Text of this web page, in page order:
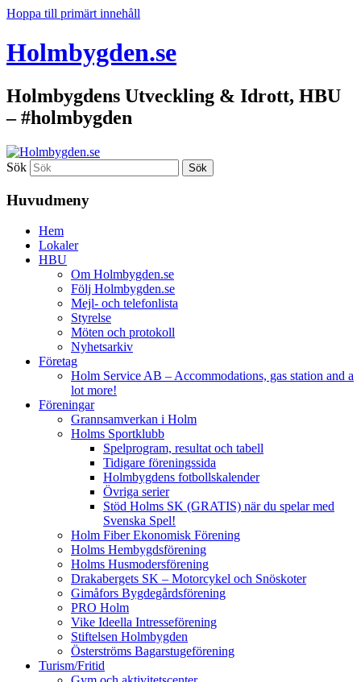
Hoppa till primärt innehåll
Holmbygden.se
Holmbygdens Utveckling & Idrott, HBU
– #holmbygden
Sök
Huvudmeny
Hem
Lokaler
HBU
Om Holmbygden.se
Följ Holmbygden.se
Mejl- och telefonlista
Styrelse
Möten och protokoll
Nyhetsarkiv
Företag
Holm Service AB – Accommodations, gas station and a
lot more!
Föreningar
Grannsamverkan i Holm
Holms Sportklubb
Spelprogram, resultat och tabell
Tidigare föreningssida
Holmbygdens fotbollskalender
Övriga serier
Stöd Holms SK (GRATIS) när du spelar med
Svenska Spel!
Holm Fiber Ekonomisk Förening
Holms Hembygdsförening
Holms Husmodersförening
Drakabergets SK – Motorcykel och Snöskoter
Gimåfors Bygdegårdsförening
PRO Holm
Vike Ideella Intresseförening
Stiftelsen Holmbygden
Österströms Bagarstugeförening
Turism/Fritid